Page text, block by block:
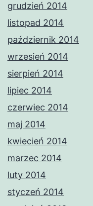
grudzień 2014
listopad 2014
październik 2014
wrzesień 2014
sierpień 2014
lipiec 2014
czerwiec 2014
maj 2014
kwiecień 2014
marzec 2014
luty 2014
styczeń 2014